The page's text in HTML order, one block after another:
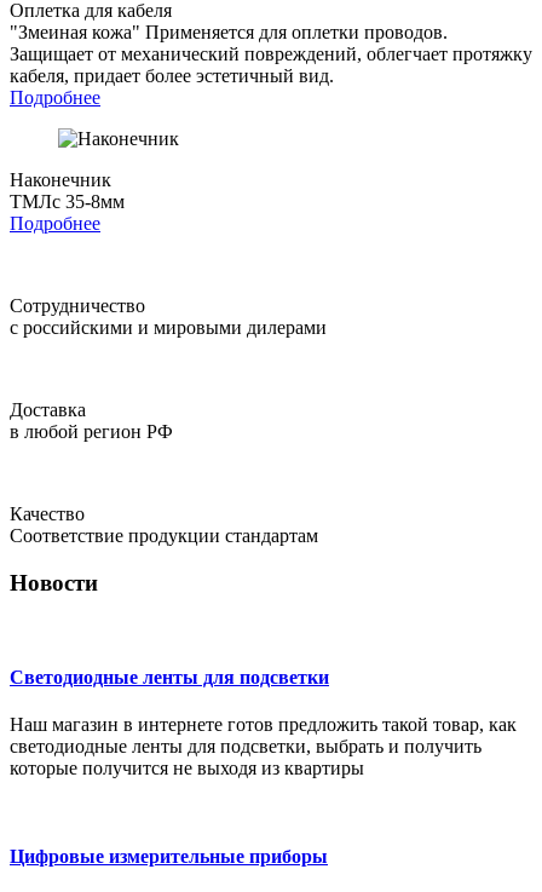
Оплетка для кабеля
"Змеиная кожа" Применяется для оплетки проводов.
Защищает от механический повреждений, облегчает протяжку
кабеля, придает более эстетичный вид.
Подробнее
Наконечник
ТМЛс 35-8мм
Подробнее
Сотрудничество
с российскими и мировыми дилерами
Доставка
в любой регион РФ
Качество
Соответствие продукции стандартам
Новости
Светодиодные ленты для подсветки
Наш магазин в интернете готов предложить такой товар, как
светодиодные ленты для подсветки, выбрать и получить
которые получится не выходя из квартиры
Цифровые измерительные приборы